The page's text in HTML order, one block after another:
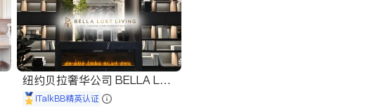
纽约贝拉奢华公司 BELLA LUX
E iTalkBB精英认证